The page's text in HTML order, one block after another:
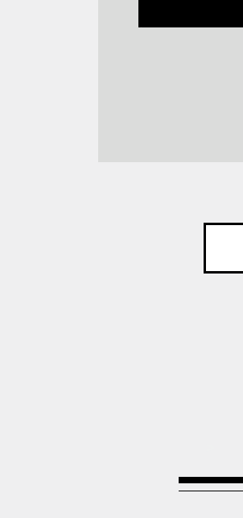
フリー
沿線を選
東京メトロ半
の